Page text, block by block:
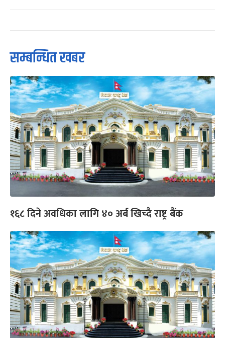
सम्बन्धित खबर
१६८ दिने अवधिका लागि ४० अर्ब खिच्दै राष्ट्र बैंक